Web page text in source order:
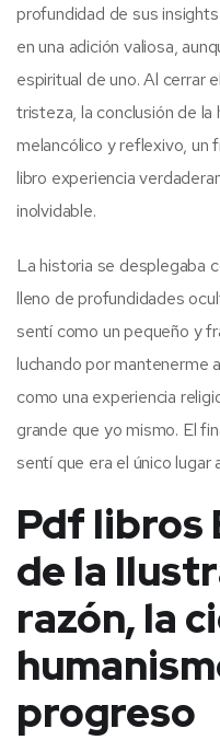
profundidad de sus
en una adición valiosa,
espiritual de uno. Al cerrar
tristeza, la conclusión de
melancólico y reflexivo, un
libro experiencia
inolvidable.
La historia se desplegaba
lleno de profundidades
sentí como un pequeño y
luchando por mantenerme
como una experiencia
grande que yo mismo. El
sentí que era el único lugar
Pdf libros
de la
razón, la
progreso